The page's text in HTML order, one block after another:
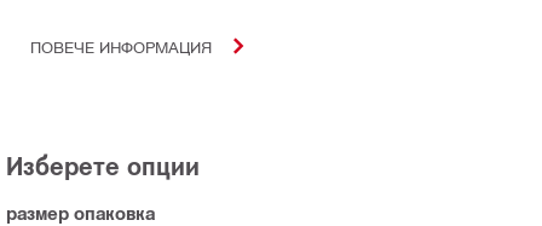
ПОВЕЧЕ ИНФОРМАЦИЯ
Изберете опции
размер опаковка